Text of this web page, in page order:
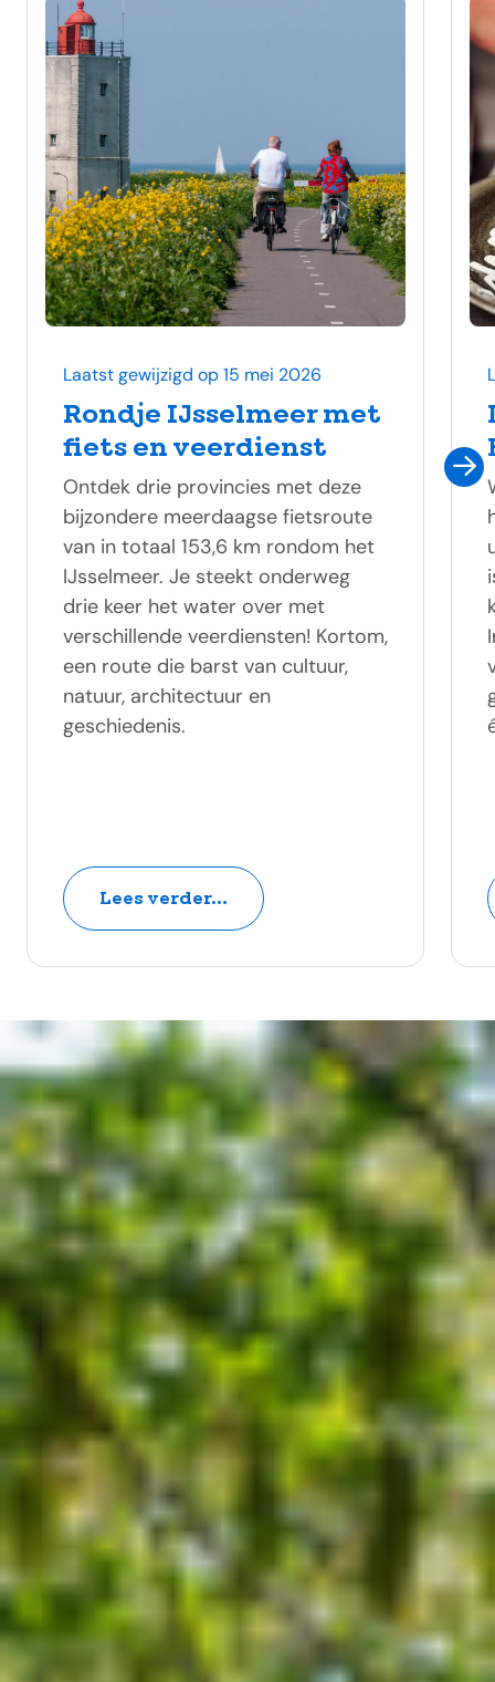
Rondje IJsselmeer met
fiets en veerdienst
Laatst gewijzigd op 15 mei 2026
Ontdek drie provincies met deze
bijzondere meerdaagse fietsroute
van in totaal 153,6 km rondom het
IJsselmeer. Je steekt onderweg
drie keer het water over met
verschillende veerdiensten! Kortom,
een route die barst van cultuur,
natuur, architectuur en
geschiedenis.
Lees verder...